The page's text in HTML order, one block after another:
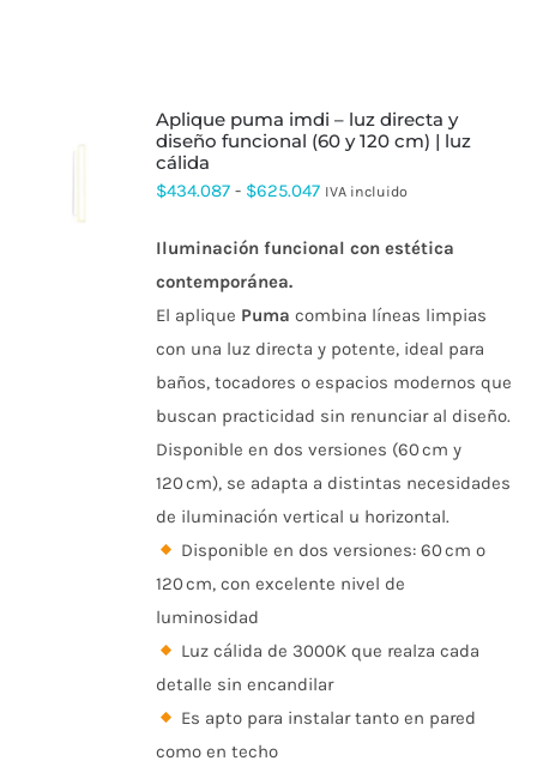
PRODUCTO
TIENE
MÚLTIPLES
PRODUCTO
aplique puma imdi – luz directa y
diseño funcional (60 y 120 cm) | luz
cálida
$434.087 - $625.047Rango
precios:
$434.087
hasta
$625.047
IVA incluido
Iluminación funcional con estética
contemporánea.
El aplique Pumacombina líneas limpias
con una luz directa y potente, ideal para
baños, tocadores o espacios modernos que
buscan practicidad sin renunciar al diseño.
Disponible en dos versiones (60 cm y
120 cm), se adapta a distintas necesidades
de iluminación vertical u horizontal.
Disponible en dos versiones: 60 cm o
120 cm, con excelente nivel de
luminosidad
Luz cálida de 3000K que realza cada
detalle sin encandilar
Es apto para instalar tanto en pared
como en techo